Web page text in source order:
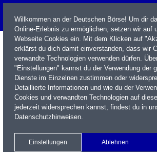
Name / WKN / ISIN / Kürzel
Xetra Realtime
Watchlist Portfolio
Willkommen an der Deutschen Börse! Um dir
Online-Erlebnis zu ermöglichen, setzen wir auf
Webseite Cookies ein. Mit dem Klicken auf
erklärst du dich damit einverstanden, dass wir
verwandte Technologien verwenden dürfen.
"Einstellungen" kannst du der Verwendung der
Dienste im Einzelnen zustimmen oder
Detaillierte Informationen und wie du der
Cookies und verwandten Technologien auf
jederzeit widersprechen kannst, findest du in
Datenschutzhinweisen.
Einstellungen Ablehnen